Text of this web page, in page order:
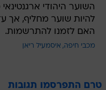
השוער היהודי
להיות שוער מחליף, אך
האם לזמנו להתרשמות.
מכבי חיפה איסמעיל ריאן
טרם התפרסמו תגובות